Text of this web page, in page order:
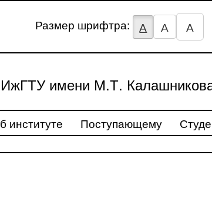
Размер шрифтра: А А А
имени М.Т.
институте Поступающему